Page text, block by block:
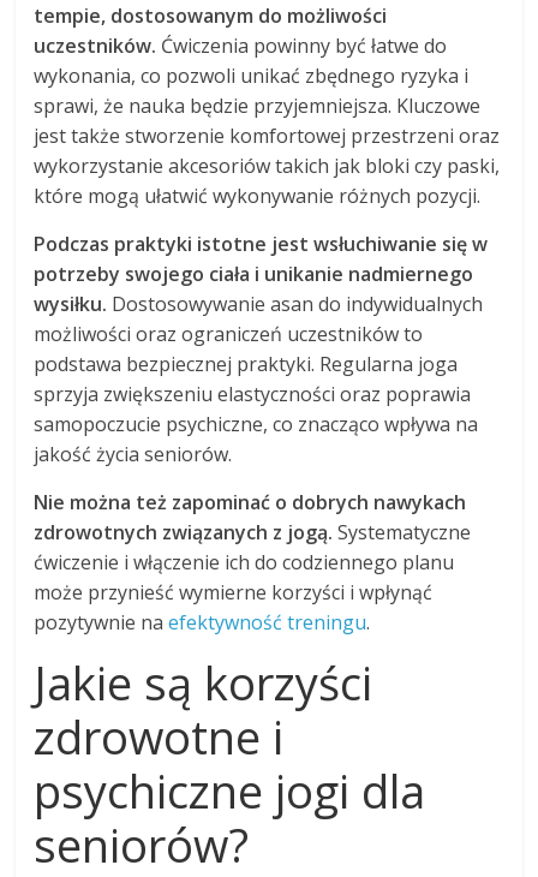
tempie, dostosowanym do możliwości
uczestników. Ćwiczenia powinny być łatwe do
wykonania, co pozwoli unikać zbędnego ryzyka i
sprawi, że nauka będzie przyjemniejsza. Kluczowe
jest także stworzenie komfortowej przestrzeni oraz
wykorzystanie akcesoriów takich jak bloki czy paski,
które mogą ułatwić wykonywanie różnych pozycji.
Podczas praktyki istotne jest wsłuchiwanie się w
potrzeby swojego ciała i unikanie nadmiernego
wysiłku. Dostosowywanie asan do indywidualnych
możliwości oraz ograniczeń uczestników to
podstawa bezpiecznej praktyki. Regularna joga
sprzyja zwiększeniu elastyczności oraz poprawia
samopoczucie psychiczne, co znacząco wpływa na
jakość życia seniorów.
Nie można też zapominać o dobrych nawykach
zdrowotnych związanych z jogą. Systematyczne
ćwiczenie i włączenie ich do codziennego planu
może przynieść wymierne korzyści i wpłynąć
pozytywnie naefektywność treningu.
Jakie są korzyści
zdrowotne i
psychiczne jogi dla
seniorów?